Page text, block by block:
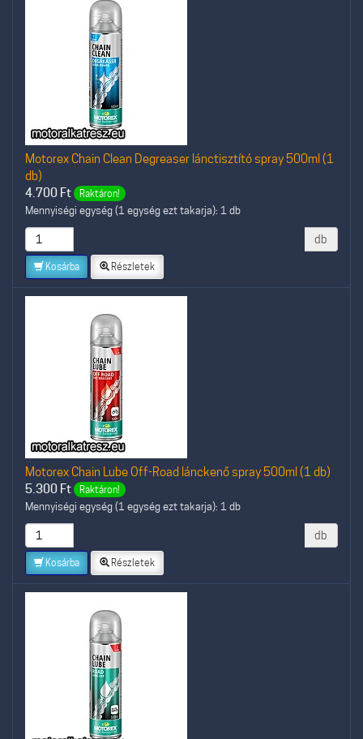
Motorex Chain Clean Degreaser lánctisztító spray 500ml (1
db)
4.700 Ft Raktáron!
Mennyiségi egység (1 egység ezt takarja): 1 db
db
Kosárba Részletek
Motorex Chain Lube Off-Road lánckenő spray 500ml (1 db)
5.300 Ft Raktáron!
Mennyiségi egység (1 egység ezt takarja): 1 db
db
Kosárba Részletek